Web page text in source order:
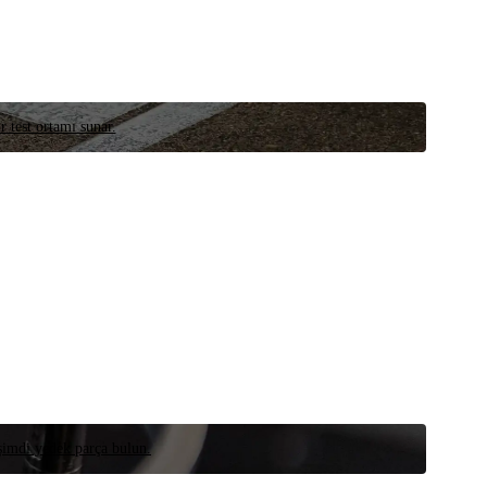
test ortamı sunar.
yedek parça bulun.